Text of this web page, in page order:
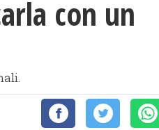
con un